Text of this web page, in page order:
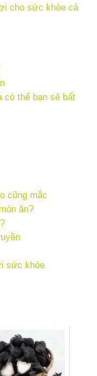
có thể bạn sẽ bất
cũng mắc
ăn?
sức khỏe